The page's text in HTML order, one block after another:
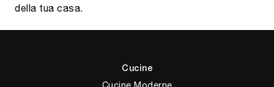
della tua casa.
Cucine